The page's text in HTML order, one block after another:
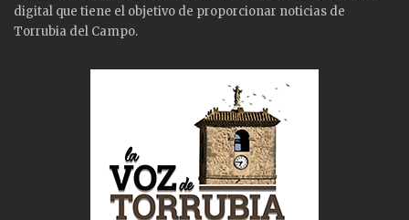
digital que tiene el objetivo de proporcionar noticias de
Torrubia del Campo.